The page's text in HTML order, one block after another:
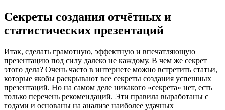
Секреты создания отчётных и
статистических презентаций
Итак, сделать грамотную, эффектную и впечатляющую
презентацию под силу далеко не каждому. В чем же секрет
этого дела? Очень часто в интернете можно встретить статьи,
которые якобы раскрывают все секреты создания успешных
презентаций. Но на самом деле никакого «секрета» нет, есть
только перечень рекомендаций. Эти правила выработаны с
годами и основаны на анализе наиболее удачных